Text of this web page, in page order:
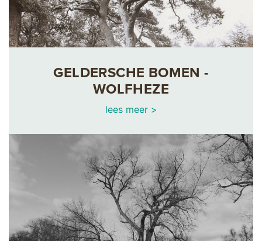
GELDERSCHE BOMEN -
WOLFHEZE
lees meer >